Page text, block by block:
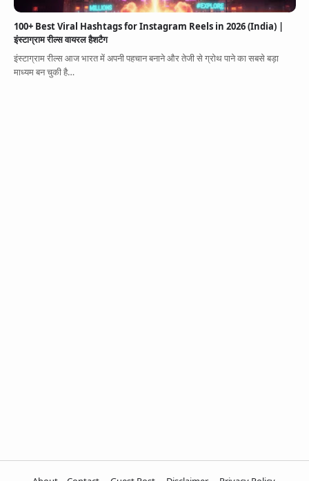
100+ Best Viral Hashtags for Instagram Reels in 2026 (India) |
इंस्टाग्राम रील्स वायरल हैशटैग
इंस्टाग्राम रील्स आज भारत में अपनी पहचान बनाने और तेजी से ग्रोथ पाने का सबसे बड़ा
माध्यम बन चुकी है…